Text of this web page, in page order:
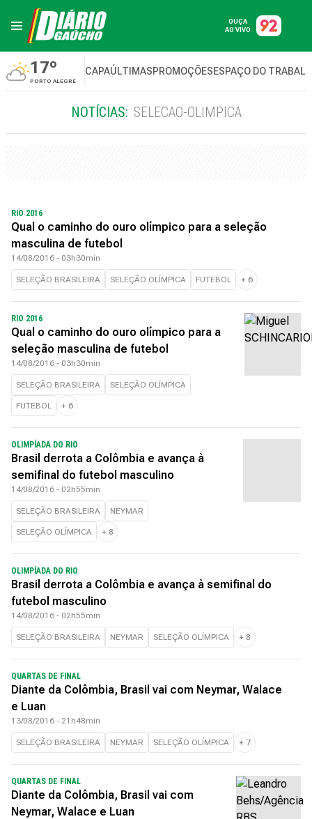
OUÇA
AO VIVO
17º
PORTO ALEGRE
CAPAÚLTIMASPROMOÇÕESESPAÇO DO
NOTÍCIAS: SELECAO-OLIMPICA
RIO 2016
Qual o caminho do ouro olímpico para a seleção
masculina de futebol
14/08/2016 - 03h30min
SELEÇÃO BRASILEIRA SELEÇÃO OLÍMPICA FUTEBOL + 6
RIO 2016
Qual o caminho do ouro olímpico para a
seleção masculina de futebol
14/08/2016 - 03h30min
SELEÇÃO BRASILEIRA SELEÇÃO OLÍMPICA
FUTEBOL + 6
OLIMPÍADA DO RIO
Brasil derrota a Colômbia e avança à
semifinal do futebol masculino
14/08/2016 - 02h55min
SELEÇÃO BRASILEIRA NEYMAR
SELEÇÃO OLÍMPICA + 8
OLIMPÍADA DO RIO
Brasil derrota a Colômbia e avança à semifinal do
futebol masculino
14/08/2016 - 02h55min
SELEÇÃO BRASILEIRA NEYMAR SELEÇÃO OLÍMPICA + 8
QUARTAS DE FINAL
Diante da Colômbia, Brasil vai com Neymar, Walace
e Luan
13/08/2016 - 21h48min
SELEÇÃO BRASILEIRA NEYMAR SELEÇÃO OLÍMPICA + 7
QUARTAS DE FINAL
Diante da Colômbia, Brasil vai com
Neymar, Walace e Luan